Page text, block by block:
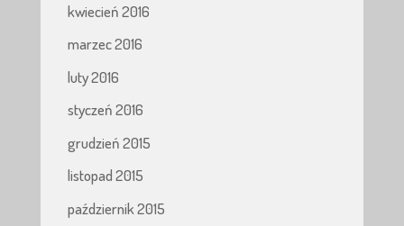
kwiecień 2016
marzec 2016
luty 2016
styczeń 2016
grudzień 2015
listopad 2015
październik 2015